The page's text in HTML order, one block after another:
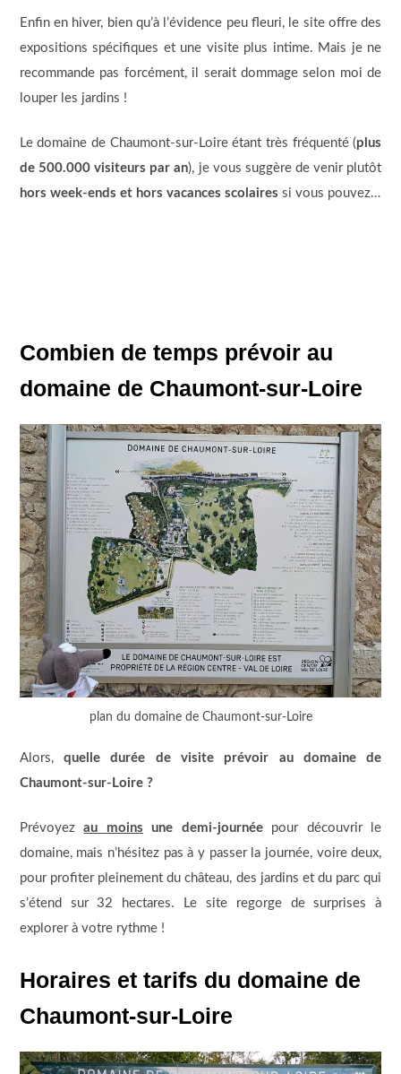
Enfin en hiver, bien qu’à l’évidence peu fleuri, le site offre des
expositions spécifiques et une visite plus intime. Mais je ne
recommande pas forcément, il serait dommage selon moi de
louper les jardins !
Le domaine de Chaumont-sur-Loire étant très fréquenté (plus
de 500.000 visiteurs par an), je vous suggère de venir plutôt
hors week-ends et hors vacances scolaires si vous pouvez…
Combien de temps prévoir au
domaine de Chaumont-sur-Loire
plan du domaine de Chaumont-sur-Loire
Alors,quelle durée de visite prévoir au domaine de
Chaumont-sur-Loire ?
Prévoyezau moins une demi-journéepour découvrir le
domaine, mais n’hésitez pas à y passer la journée, voire deux,
pour profiter pleinement du château, des jardins et du parc qui
s’étend sur 32 hectares. Le site regorge de surprises à
explorer à votre rythme !
Horaires et tarifs du domaine de
Chaumont-sur-Loire